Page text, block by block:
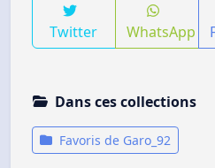
Twitter WhatsApp
Dans ces collections
Favoris de Garo_92